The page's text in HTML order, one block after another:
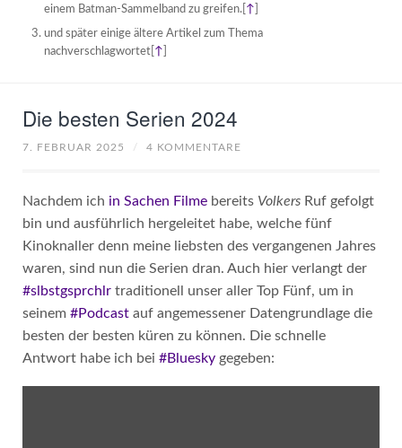
einem Batman-Sammelband zu greifen.[ ↑
und später einige ältere Artikel zum Thema
nachverschlagwortet[ ↑
Die besten Serien 2024
7. FEBRUAR 2025 / 4 KOMMENTARE
Nachdem ich in Sachen Filmebereits VolkersRuf gefolgt
bin und ausführlich hergeleitet habe, welche fünf
Kinoknaller denn meine liebsten des vergangenen Jahres
waren, sind nun die Serien dran. Auch hier verlangt der
#slbstgsprchlrtraditionell unser aller Top Fünf, um in
seinem #Podcastauf angemessener Datengrundlage die
besten der besten küren zu können. Die schnelle
Antwort habe ich bei #Blueskygegeben: